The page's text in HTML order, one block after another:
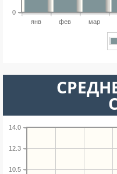
янв фев мар
0
10.5
12.3
14.0